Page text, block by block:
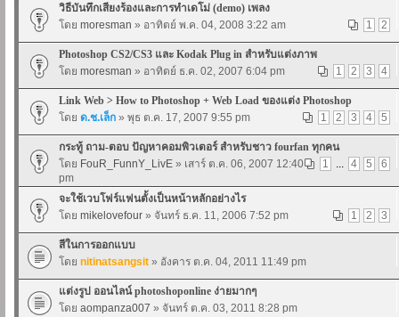
วิธีบันทึกเสียงร้องและการทำเดโม่ (demo) เพลง
1
2
โดย moresman » อาทิตย์ พ.ค. 04, 2008 3:22 am
Photoshop CS2/CS3 และ Kodak Plug in สำหรับแต่งภาพ
1
2 3 4
โดย moresman » อาทิตย์ ธ.ค. 02, 2007 6:04 pm
Link Web > How to Photoshop + Web Load ของแต่ง Photoshop
1
2 3 4 5
โดย ด.ช.เล็ก » พุธ ต.ค. 17, 2007 9:55 pm
กระทู้ ถาม-ตอบ ปัญหาคอมพิวเตอร์ สำหรับชาว fourfan ทุกคน
1
... 4 5 6
โดย FouR_FunnY_LivE » เสาร์ ต.ค. 06, 2007 12:40
pm
จะใช้เวบโฟร์แฟนตั้งเป็นหน้าหลักอย่างไร
1
2 3
โดย mikelovefour » จันทร์ ธ.ค. 11, 2006 7:52 pm
สีในการออกแบบ
โดย nitinatsangsit » อังคาร ต.ค. 04, 2011 11:49 pm
แต่งรูป ออนไลน์ photoshoponline ง่ายมากๆ
โดย aompanza007 » จันทร์ ต.ค. 03, 2011 8:28 pm